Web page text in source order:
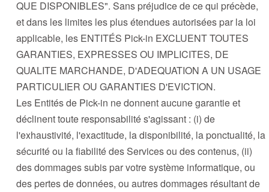
QUE DISPONIBLES". Sans préjudice de ce qui précède,
et dans les limites les plus étendues autorisées par la loi
applicable, les ENTITÉS Pick-in EXCLUENT TOUTES
GARANTIES, EXPRESSES OU IMPLICITES, DE
QUALITE MARCHANDE, D'ADEQUATION A UN USAGE
PARTICULIER OU GARANTIES D'EVICTION.
Les Entités de Pick-in ne donnent aucune garantie et
déclinent toute responsabilité s'agissant : (i) de
l'exhaustivité, l'exactitude, la disponibilité, la ponctualité, la
sécurité ou la fiabilité des Services ou des contenus, (ii)
des dommages subis par votre système informatique, ou
des pertes de données, ou autres dommages résultant de